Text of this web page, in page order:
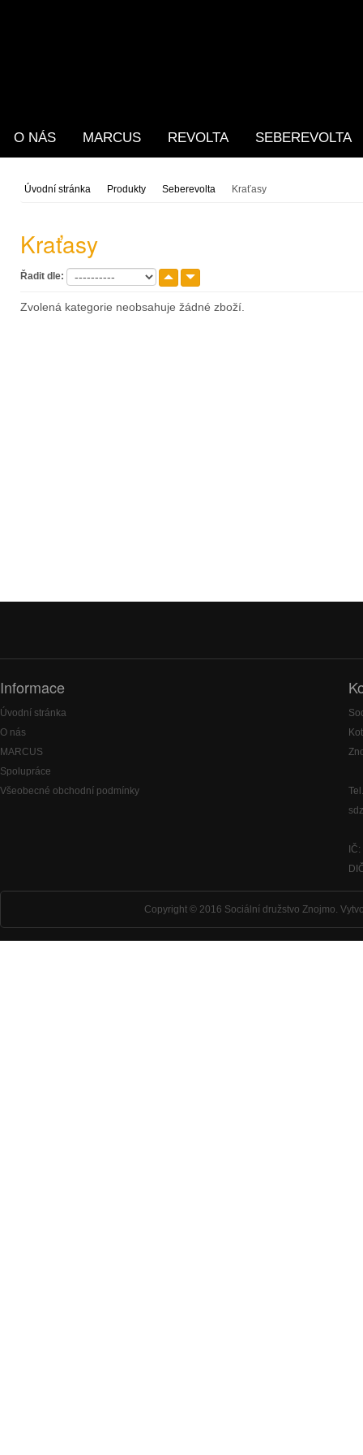
Úvodní stránka Produkty Seberevolta Kraťasy
Kraťasy
Řadit dle:
Zvolená kategorie neobsahuje žádné zboží.
O NÁS MARCUS REVOLTA SEBEREVOLTA
Informace
Úvodní stránka
O nás
MARCUS
Spolupráce
Všeobecné obchodní podmínky
Copyright © 2016 Sociální družstvo Znojmo.